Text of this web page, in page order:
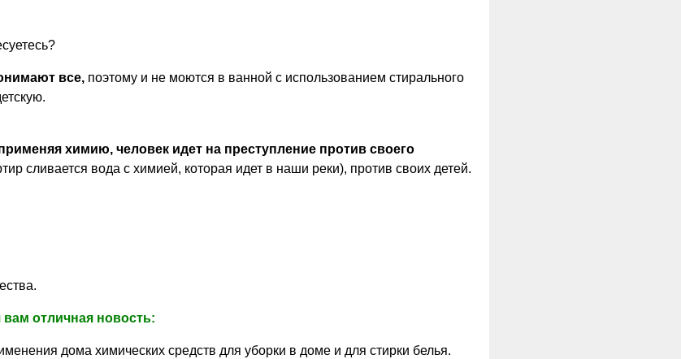
все, поэтому и не моются в ванной с использованием стирального
химию, человек идет на преступление против своего
сливается вода с химией, которая идет в наши реки), против своих детей.
отличная новость:
дома химических средств для уборки в доме и для стирки белья.